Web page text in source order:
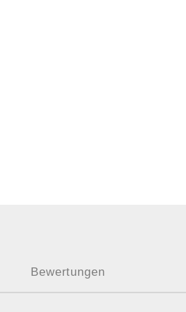
Bewertungen